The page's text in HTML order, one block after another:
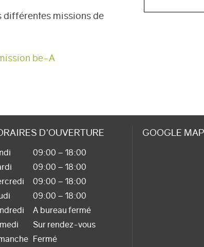
différentes missions de
be-A
D'OUVERTURE
09:00 – 18:00
09:00 – 18:00
09:00 – 18:00
09:00 – 18:00
A bureau fermé
Sur rendez-vous
Fermé
GOOGLE MAP